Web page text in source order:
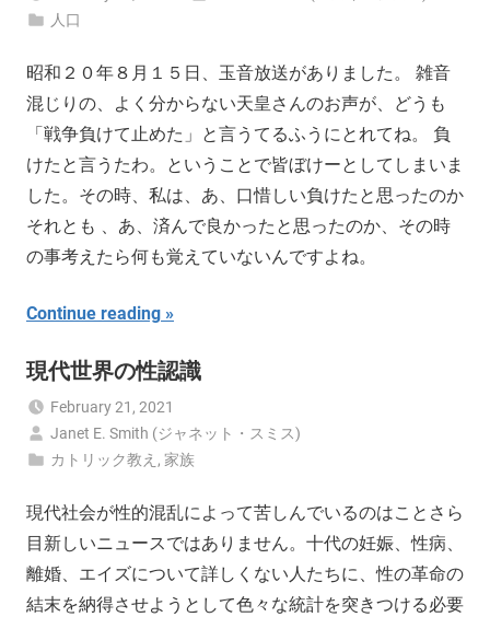
人口
昭和２０年８月１５日、玉音放送がありました。 雑音
混じりの、よく分からない天皇さんのお声が、どうも
「戦争負けて止めた」と言うてるふうにとれてね。 負
けたと言うたわ。ということで皆ぼけーとしてしまいま
した。その時、私は、あ、口惜しい負けたと思ったのか
それとも 、あ、済んで良かったと思ったのか、その時
の事考えたら何も覚えていないんですよね。
Continue reading
現代世界の性認識
February 21, 2021
Janet E. Smith (ジャネット・スミス)
カトリック教え ,家族
現代社会が性的混乱によって苦しんでいるのはことさら
目新しいニュースではありません。十代の妊娠、性病、
離婚、エイズについて詳しくない人たちに、性の革命の
結末を納得させようとして色々な統計を突きつける必要